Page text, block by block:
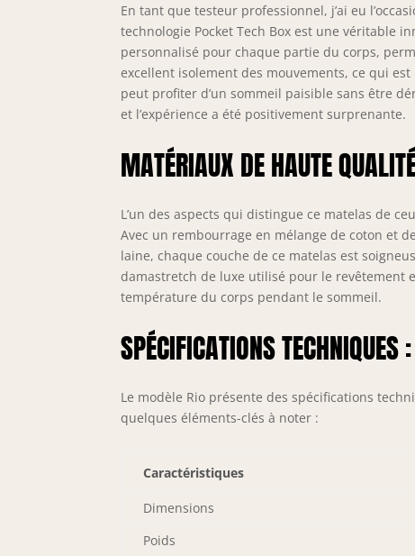
et
une
En tant que testeur professionnel, j’ai eu
technologie Pocket Tech Box est une véritable
personnalisé pour chaque partie du corps,
excellent isolement des mouvements, ce qui
peut profiter d’un sommeil paisible sans être
et l’expérience a été positivement surprenante.
MATÉRIAUX DE HAUTE
L’un des aspects qui distingue ce matelas de
Avec un rembourrage en mélange de coton et
laine, chaque couche de ce matelas est
damastretch de luxe utilisé pour le revêtement
température du corps pendant le sommeil.
SPÉCIFICATIONS
Le modèle Rio présente des spécifications
quelques éléments-clés à noter :
Caractéristiques
Dimensions
Poids